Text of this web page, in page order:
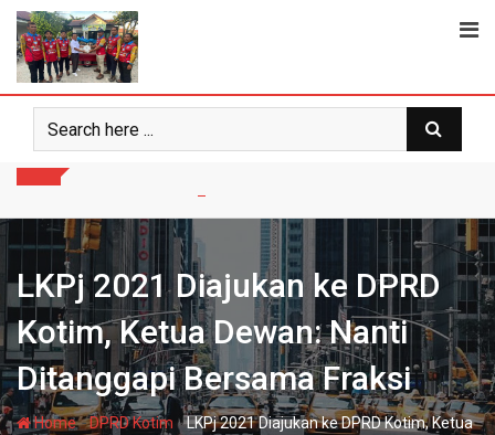
Skip
content
LKPj 2021 Diajukan ke DPRD
Kotim, Ketua Dewan: Nanti
Ditanggapi Bersama Fraksi
Home-DPRD Kotim -LKPj 2021 Diajukan ke DPRD Kotim, Ketua